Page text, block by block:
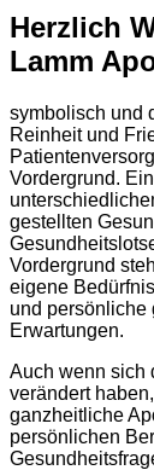
Herzlich
Lamm
symbolisch und
Reinheit und
Vordergrund.
gestellten
Vordergrund
eigene
und persönliche
Erwartungen.
Auch wenn sich
verändert
ganzheitliche
persönlichen